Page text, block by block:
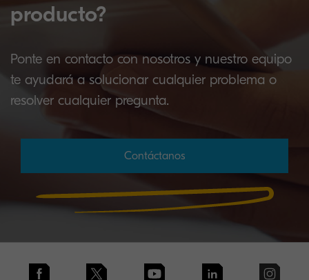
producto?
Ponte en contacto con nosotros y nuestro equipo
te ayudará a solucionar cualquier problema o
resolver cualquier pregunta.
Contáctanos